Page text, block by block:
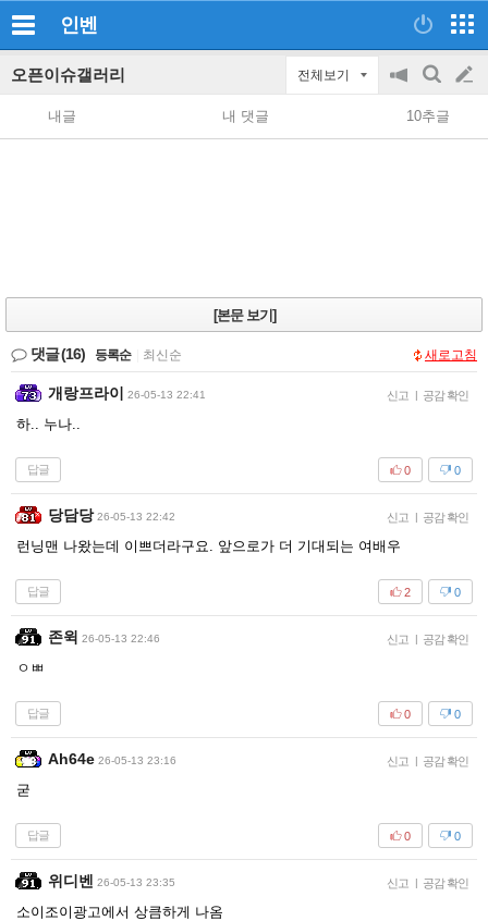
인벤
오픈이슈갤러리 전체보기
공
지
on/off
검
색
글
쓰
내글 내 댓글 10추글
[본문 보기]
댓글(16) 등록순 최신순 새로고침
개랑프라이 26-05-13 22:41 신고 | 공감 확인
하.. 누나..
답글 0
0
당담당 26-05-13 22:42 신고 | 공감 확인
런닝맨 나왔는데 이쁘더라구요. 앞으로가 더 기대되는 여배우
답글 0
2
존윅 26-05-13 22:46 신고 | 공감 확인
ㅇㅃ
답글 0
0
Ah64e 26-05-13 23:16 신고 | 공감 확인
굳
답글 0
0
위디벤 26-05-13 23:35 신고 | 공감 확인
소이조이광고에서 상큼하게 나옴